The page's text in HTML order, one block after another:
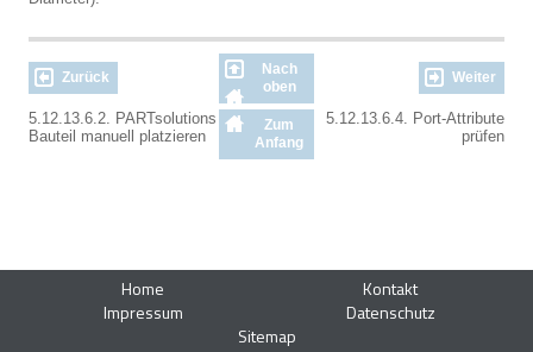
Zurück
Nach
oben
Weiter
5.12.13.6.2. PARTsolutions
Bauteil manuell platzieren
Zum
Anfang
5.12.13.6.4. Port-Attribute
prüfen
Home
Kontakt
Impressum
Datenschutz
Sitemap